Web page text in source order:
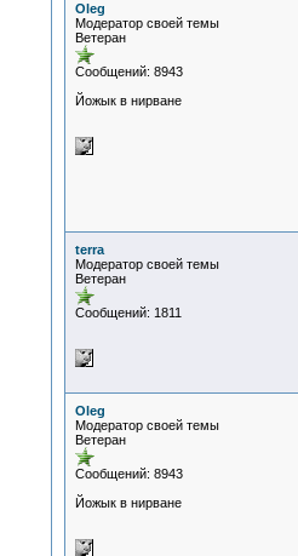
Oleg
Модератор своей темы
Ветеран
Сообщений: 8943
Йожык в нирване
terra
Модератор своей темы
Ветеран
Сообщений: 1811
Oleg
Модератор своей темы
Ветеран
Сообщений: 8943
Йожык в нирване